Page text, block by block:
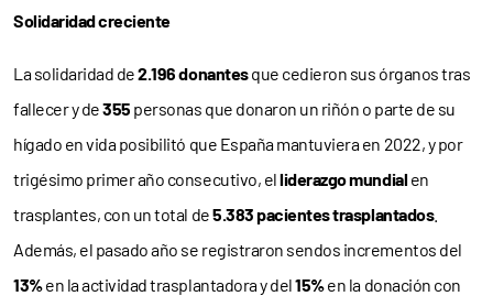
Solidaridad creciente
La solidaridad de2.196 donantesque cedieron sus órganos tras
fallecer y de355 personas que donaron un riñón o parte de su
hígado en vida posibilitó que España mantuviera en 2022, y por
trigésimo primer año consecutivo, elliderazgo mundialen
trasplantes, con un total de5.383 pacientes trasplantados.
Además, el pasado año se registraron sendos incrementos del
13%en la actividad trasplantadora y del15%en la donación con